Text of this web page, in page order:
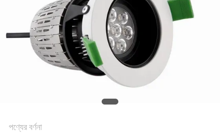
PRIVACY
POLICY
পণ্যের বর্ণনা